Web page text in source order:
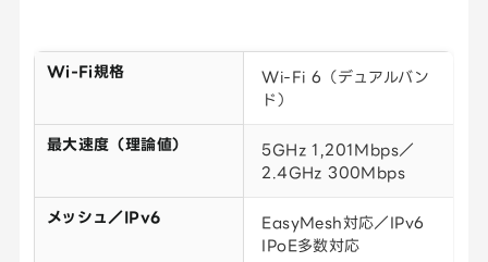
Wi-Fi規格
Wi-Fi 6（デュアルバン
ド）
最大速度（理論値）
5GHz 1,201Mbps／
2.4GHz 300Mbps
メッシュ／IPv6
EasyMesh対応／IPv6
IPoE多数対応